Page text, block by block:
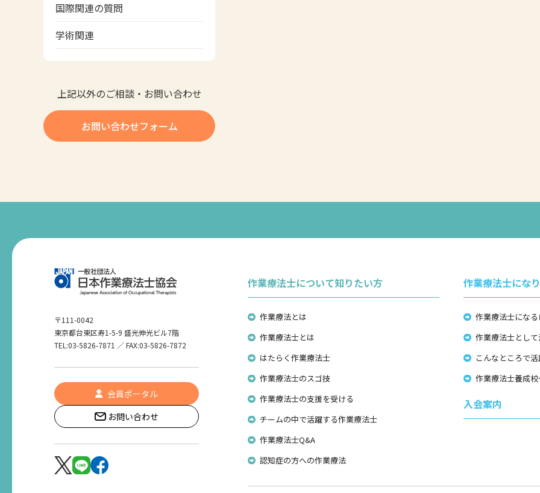
国際関連の質問
学術関連
上記以外のご相談・お問い合わせ
お問い合わせフォーム
〒111-0042
東京都台東区寿1-5-9 盛光伸光ビル7階
TEL:03-5826-7871 ／ FAX:03-5826-7872
会員ポータル
お問い合わせ
作業療法士について知りたい方
作業療法とは
作業療法士とは
はたらく作業療法士
作業療法士のスゴ技
作業療法士の支援を受ける
チームの中で活躍する作業療法士
作業療法士Q&A
認知症の方への作業療法
作業療法士にな
作業療法士にな
作業療法士とし
こんなところで
作業療法士養成
入会案内